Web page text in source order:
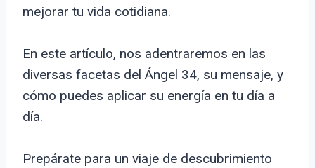
mejorar tu vida cotidiana.
En este artículo, nos adentraremos en las
diversas facetas del Ángel 34, su mensaje, y
cómo puedes aplicar su energía en tu día a
día.
Prepárate para un viaje de descubrimiento